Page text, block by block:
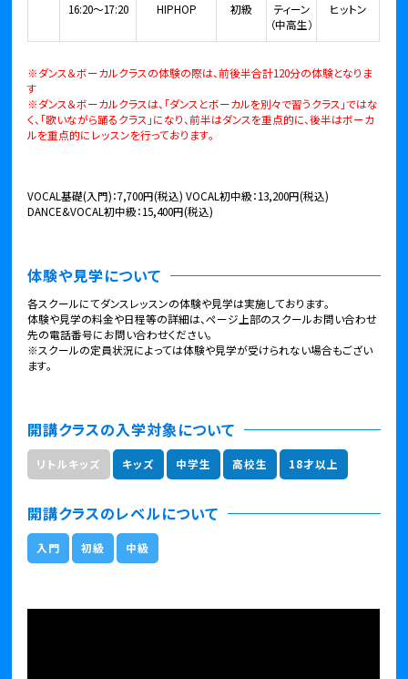
16:20～17:20 HIPHOP 初級
ティーン
（中高生）
ヒットン
※ダンス＆ボーカルクラスの体験の際は、前後半合計120分の体験となりま
す
※ダンス＆ボーカルクラスは、「ダンスとボーカルを別々で習うクラス」ではな
く、「歌いながら踊るクラス」になり、前半はダンスを重点的に、後半はボーカ
ルを重点的にレッスンを行っております。
VOCAL基礎(入門)：7,700円(税込) VOCAL初中級：13,200円(税込)
DANCE&VOCAL初中級：15,400円(税込)
体験や見学について
各スクールにてダンスレッスンの体験や見学は実施しております。
体験や見学の料金や日程等の詳細は、ページ上部のスクールお問い合わせ
先の電話番号にお問い合わせください。
※スクールの定員状況によっては体験や見学が受けられない場合もござい
ます。
開講クラスの入学対象について
リトルキッズ キッズ 中学生 高校生 18才以上
開講クラスのレベルについて
入門 初級 中級